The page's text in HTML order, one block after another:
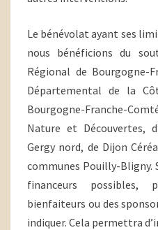
Le bénévolat ayant ses
nous bénéficions du
Régional de Bourgogne-
Départemental de la
Bourgogne-Franche-
Nature et Découvertes,
Gergy nord, de Dijon
communes Pouilly-Bligny.
financeurs possibles,
bienfaiteurs ou des
indiquer. Cela permettra